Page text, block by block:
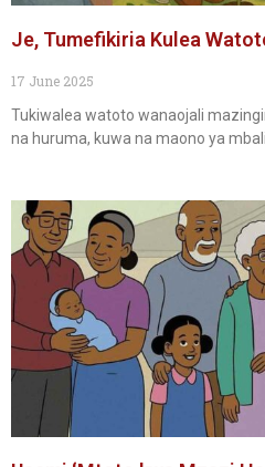
Je, Tumefikiria Kulea
17 June 2025
Tukiwalea watoto wanaojali
na huruma, kuwa na maono ya